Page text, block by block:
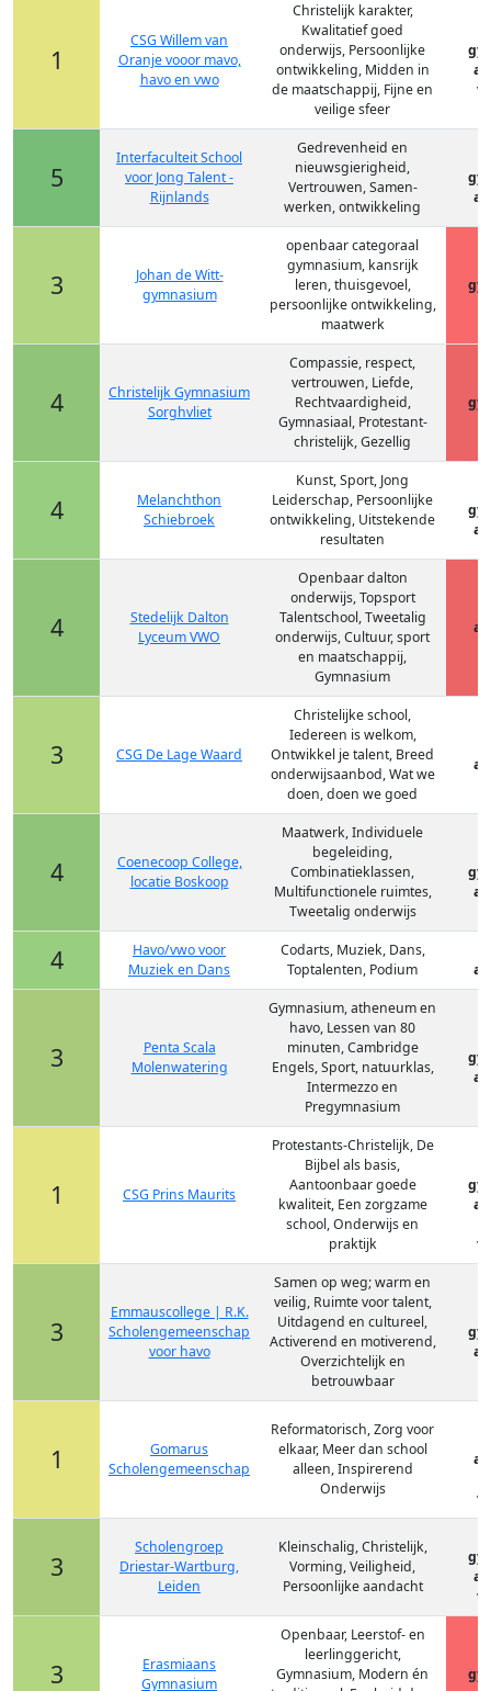
1
CSG Willem van
Oranje vooor mavo,
havo en vwo
Christelijk karakter,
Kwalitatief goed
onderwijs, Persoonlijke
ontwikkeling, Midden in
de maatschappij, Fijne en
veilige sfeer
5
Interfaculteit School
voor Jong Talent -
Rijnlands
Gedrevenheid en
nieuwsgierigheid,
Vertrouwen, Samen-
werken, ontwikkeling
3
Johan de Witt-
gymnasium
openbaar categoraal
gymnasium, kansrijk
leren, thuisgevoel,
persoonlijke ontwikkeling,
maatwerk
4
Christelijk Gymnasium
Sorghvliet
Compassie, respect,
vertrouwen, Liefde,
Rechtvaardigheid,
Gymnasiaal, Protestant-
christelijk, Gezellig
4
Melanchthon
Schiebroek
Kunst, Sport, Jong
Leiderschap, Persoonlijke
ontwikkeling, Uitstekende
resultaten
4
Stedelijk Dalton
Lyceum VWO
Openbaar dalton
onderwijs, Topsport
Talentschool, Tweetalig
onderwijs, Cultuur, sport
en maatschappij,
Gymnasium
3 CSG De Lage Waard
Christelijke school,
Iedereen is welkom,
Ontwikkel je talent, Breed
onderwijsaanbod, Wat we
doen, doen we goed
4
Coenecoop College,
locatie Boskoop
Maatwerk, Individuele
begeleiding,
Combinatieklassen,
Multifunctionele ruimtes,
Tweetalig onderwijs
4
Havo/vwo voor
Muziek en Dans
Codarts, Muziek, Dans,
Toptalenten, Podium
3
Penta Scala
Molenwatering
Gymnasium, atheneum en
havo, Lessen van 80
minuten, Cambridge
Engels, Sport, natuurklas,
Intermezzo en
Pregymnasium
1 CSG Prins Maurits
Protestants-Christelijk, De
Bijbel als basis,
Aantoonbaar goede
kwaliteit, Een zorgzame
school, Onderwijs en
praktijk
3
Emmauscollege | R.K.
Scholengemeenschap
voor havo
Samen op weg; warm en
veilig, Ruimte voor talent,
Uitdagend en cultureel,
Activerend en motiverend,
Overzichtelijk en
betrouwbaar
1
Gomarus
Scholengemeenschap
Reformatorisch, Zorg voor
elkaar, Meer dan school
alleen, Inspirerend
Onderwijs
3
Scholengroep
Driestar-Wartburg,
Leiden
Kleinschalig, Christelijk,
Vorming, Veiligheid,
Persoonlijke aandacht
3
Erasmiaans
Gymnasium
Openbaar, Leerstof- en
leerlinggericht,
Gymnasium, Modern én